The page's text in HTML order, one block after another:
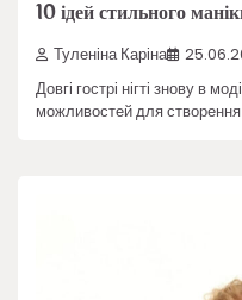
10 ідей стильного
Туленіна Каріна
Довгі гострі нігті знову в
можливостей для